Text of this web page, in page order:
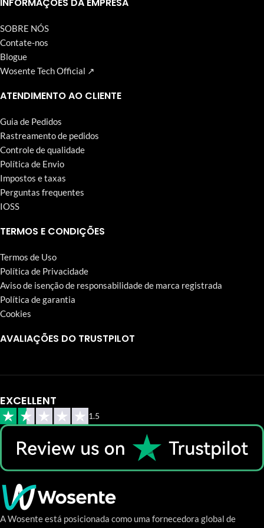
SOBRE NÓS
Contate-nos
Blogue
Wosente Tech Official ↗
ATENDIMENTO AO CLIENTE
Guia de Pedidos
Rastreamento de pedidos
Controle de qualidade
Política de Envio
Impostos e taxas
Perguntas frequentes
IOSS
TERMOS E CONDIÇÕES
Termos de Uso
Política de Privacidade
Aviso de isenção de responsabilidade de marca registrada
Política de garantia
Cookies
AVALIAÇÕES DO TRUSTPILOT
EXCELLENT
1.5
A Wosente está posicionada como uma fornecedora global de